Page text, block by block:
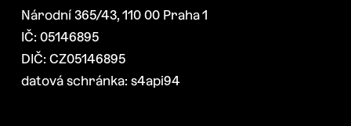
Národní 365/43, 110 00 Praha 1
IČ: 05146895
DIČ: CZ05146895
datová schránka: s4api94